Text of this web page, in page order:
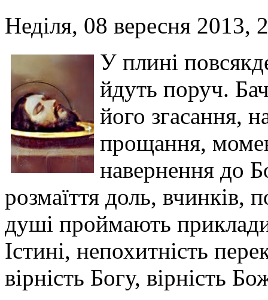
Неділя, 08 вересня 2013,
У плині
йдуть поруч.
його згасання,
прощання,
навернення до
розмаїття доль, вчинків,
душі проймають
Істині, непохитність
вірність Богу, вірність